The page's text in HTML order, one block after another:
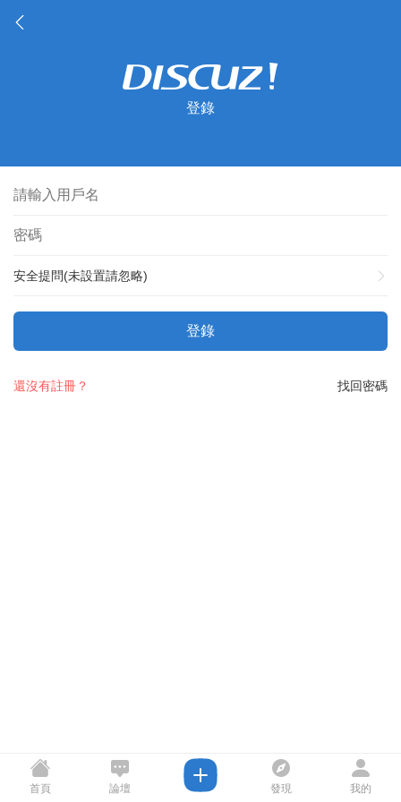
登錄
安全提問(未設置請忽略)
登錄
找回密碼
還沒有註冊？
首頁 論壇 發現 我的